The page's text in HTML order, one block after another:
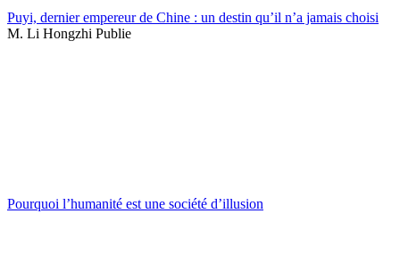
Puyi, dernier empereur de Chine : un destin qu’il n’a jamais choisi
M. Li Hongzhi Publie
Pourquoi l’humanité est une société d’illusion